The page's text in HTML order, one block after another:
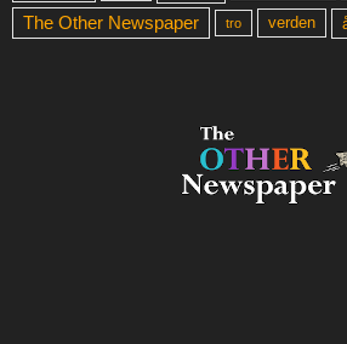
The Other Newspaper tro verden